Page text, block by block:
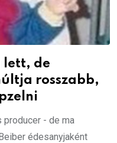
lett, de
rosszabb,
- de ma
édesanyjaként